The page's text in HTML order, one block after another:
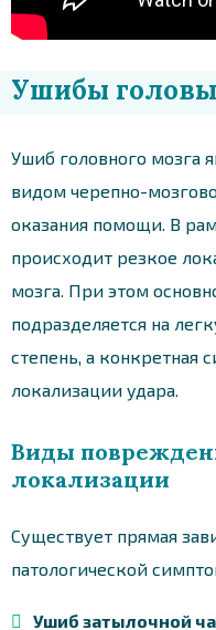
Ушибы головы
Ушиб головного мозга
видом черепно-
оказания помощи. В
происходит резкое
мозга. При этом
подразделяется на
степень, а конкретная
локализации удара.
Виды
локализации
Существует прямая
патологической
Ушиб затылочной